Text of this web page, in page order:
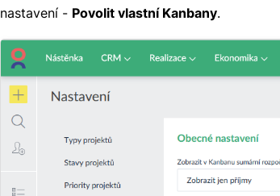
nastavení - Povolit vlastní Kanbany.